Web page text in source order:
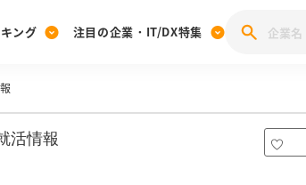
[27卒] 本選考体験記投稿キャンペーン
ング 注目の企業・IT/DX特集
活情報